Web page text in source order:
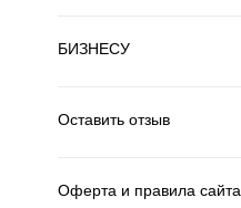
БИЗНЕСУ
Оставить отзыв
Оферта и правила сайта